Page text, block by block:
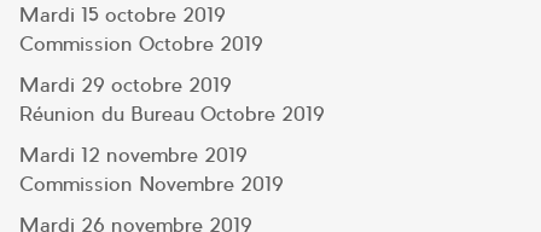
Mardi 15 octobre 2019
Commission Octobre 2019
Mardi 29 octobre 2019
Réunion du Bureau Octobre 2019
Mardi 12 novembre 2019
Commission Novembre 2019
Mardi 26 novembre 2019